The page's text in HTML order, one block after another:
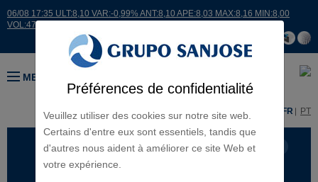
Préférences de confidentialité
Veuillez utiliser des cookies sur notre site web.
Certains d'entre eux sont essentiels, tandis que
d'autres nous aident à améliorer ce site Web et
votre expérience.
06/08 17:35 ULT:8,10 VAR:-0,99% ANT:8,10 APE:8,03 MAX:8,16 MIN:8,00
VOL:47811
MENU
ES FR PT
LIGNES D'ACTIVITÉ CONTINENTS